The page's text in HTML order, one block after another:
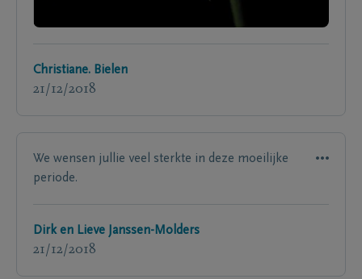
Christiane. Bielen
21/12/2018
We wensen jullie veel sterkte in deze moeilijke
periode.
Dirk en Lieve Janssen-Molders
21/12/2018